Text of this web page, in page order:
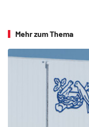
Mehr zum Thema